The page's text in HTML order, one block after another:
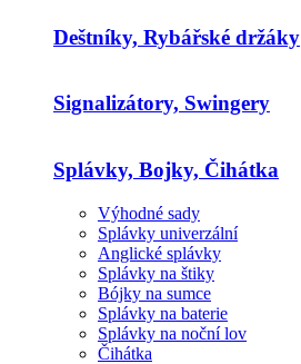
Deštníky, Rybářské držáky
Signalizátory, Swingery
Splávky, Bojky, Čihátka
Výhodné sady
Splávky univerzální
Anglické splávky
Splávky na štiky
Bójky na sumce
Splávky na baterie
Splávky na noční lov
Čihátka